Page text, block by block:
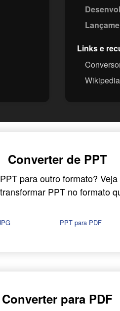
Links e
Converter de PPT
para outro formato?
PPT no formato
PPT para PDF
Converter para PDF